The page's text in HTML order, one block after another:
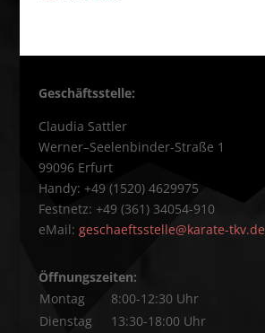
Geschäftsstelle:
Claudia Sattler
Werner–Seelenbinder-Straße 1
99096 Erfurt
Handy: +49 (1520) 4629975
Festnetz: +49 (361) 34054-910
eMail: geschaeftsstelle@karate-tkv.de
Öffnungszeiten:
Montag
8:00-12:30 Uhr
Dienstag
13:30-18:00 Uhr